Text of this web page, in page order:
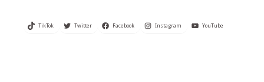
TikTok Twitter Facebook Instagram YouTube